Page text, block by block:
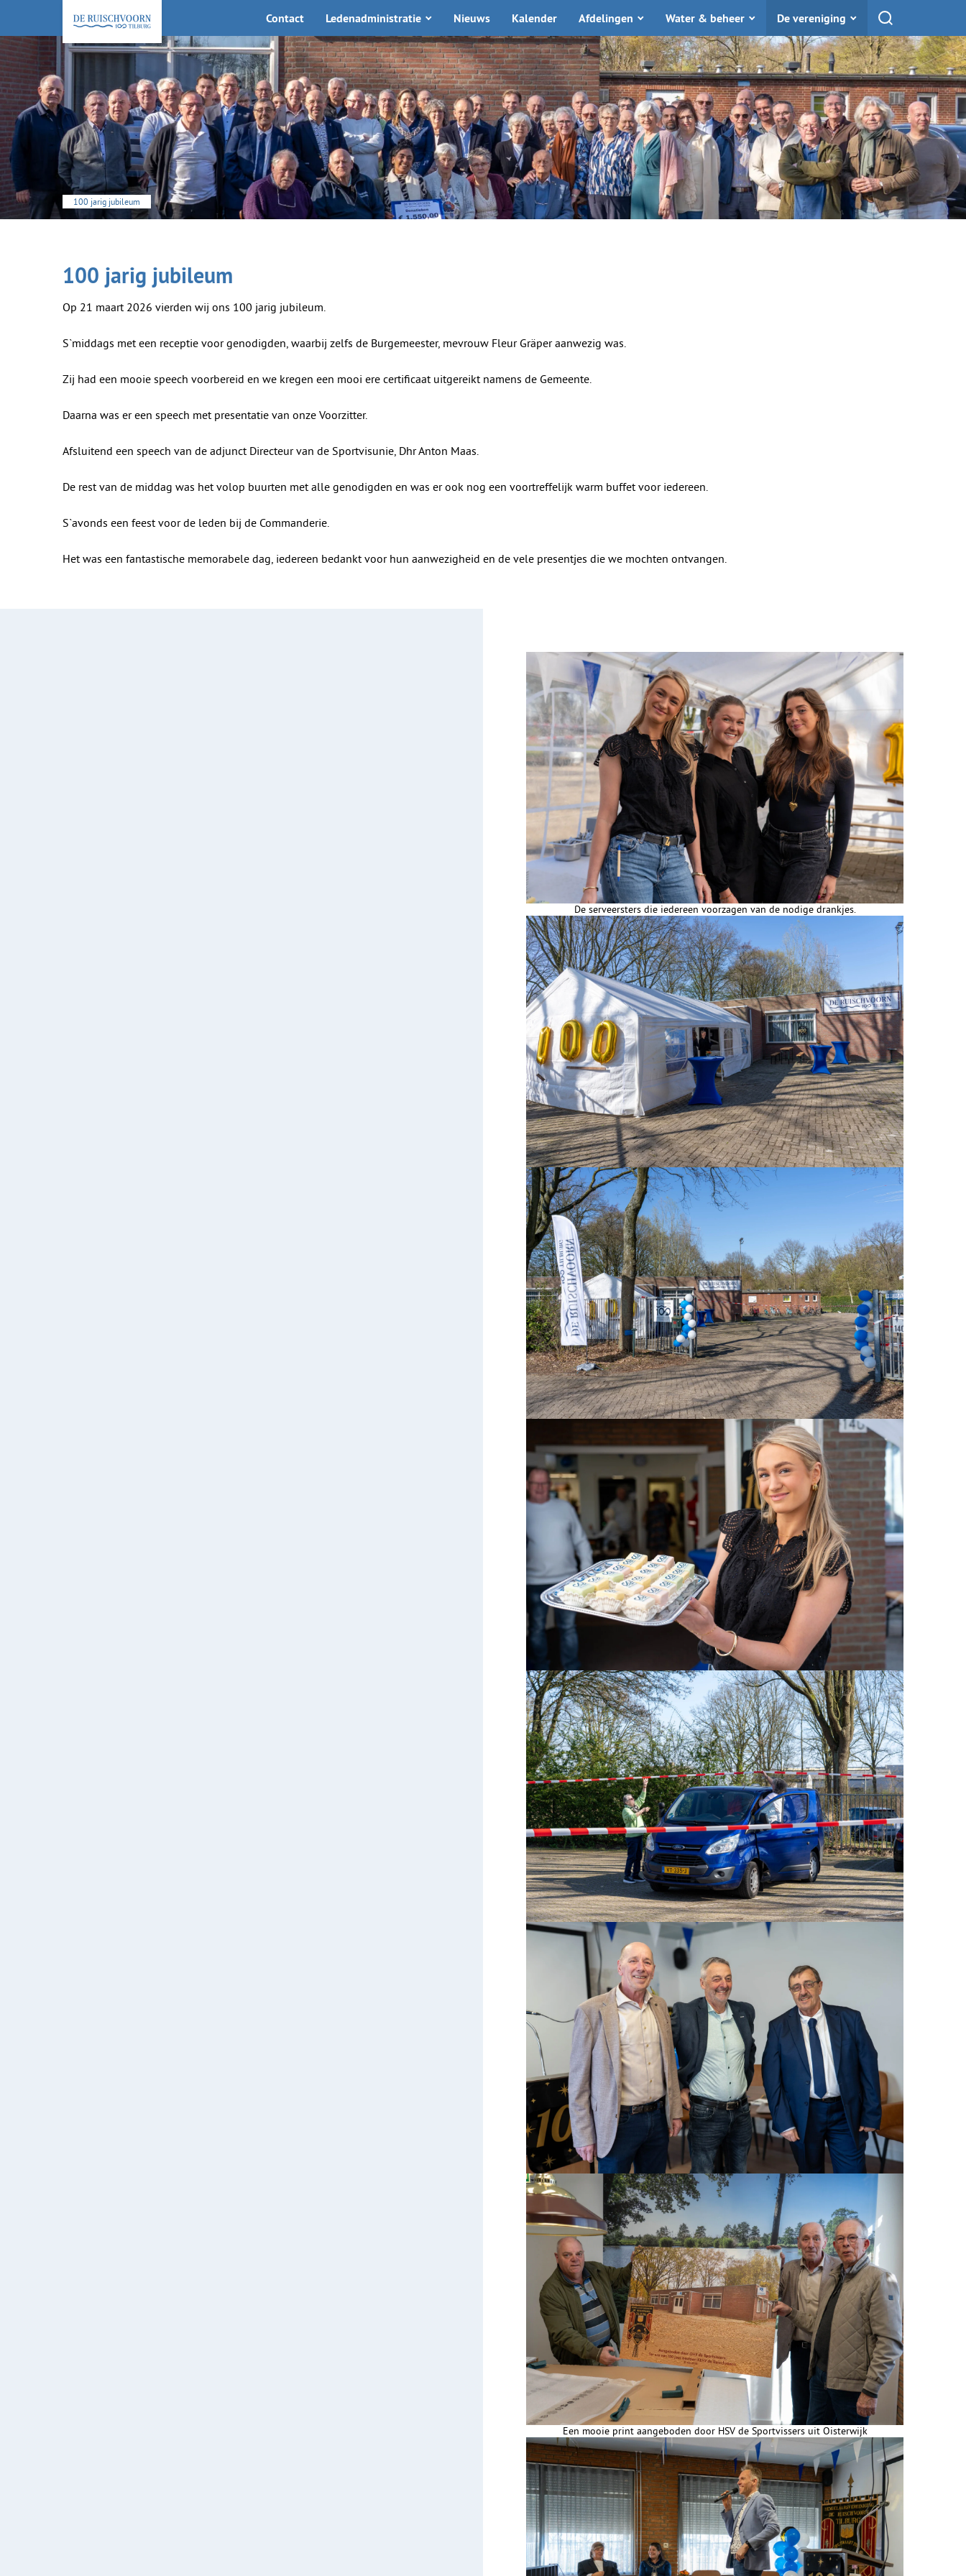
KEHV de Ruischvoorn
Contact Ledenadministratie Nieuws Kalender Afdelingen Water & beheer De vereniging Toon zoekfunctie
100 jarig jubileum
100 jarig jubileum
Op 21 maart 2026 vierden wij ons 100 jarig jubileum.
S`middags met een receptie voor genodigden, waarbij zelfs de Burgemeester, mevrouw Fleur Gräper aanwezig was.
Zij had een mooie speech voorbereid en we kregen een mooi ere certificaat uitgereikt namens de Gemeente.
Daarna was er een speech met presentatie van onze Voorzitter.
Afsluitend een speech van de adjunct Directeur van de Sportvisunie, Dhr Anton Maas.
De rest van de middag was het volop buurten met alle genodigden en was er ook nog een voortreffelijk warm buffet voor iedereen.
S`avonds een feest voor de leden bij de Commanderie.
Het was een fantastische memorabele dag, iedereen bedankt voor hun aanwezigheid en de vele presentjes die we mochten ontvangen.
De serveersters die iedereen voorzagen van de nodige drankjes.
Een mooie print aangeboden door HSV de Sportvissers uit Oisterwijk